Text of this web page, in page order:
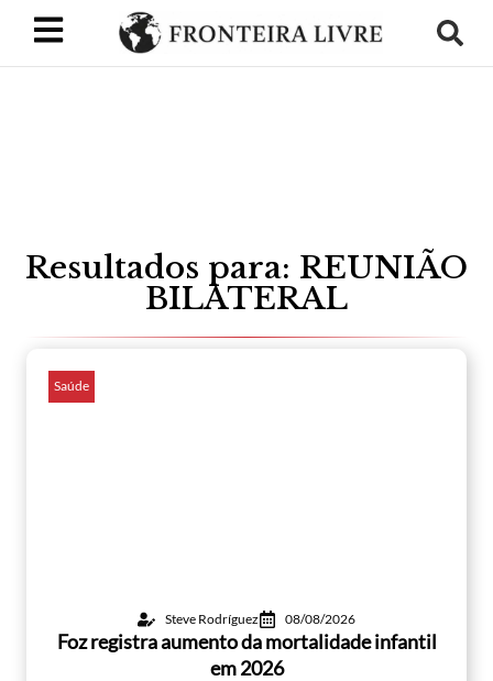
Resultados para: REUNIÃO
BILATERAL
Saúde
Steve Rodríguez 08/08/2026
Foz registra aumento da mortalidade infantil
em 2026